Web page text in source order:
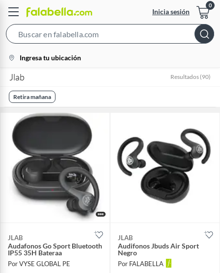
Inicia sesión
Bar
location-
icon
Ingresa tu ubicación
Jlab Resultados (90)
Retira mañana
JLAB
Audafonos Go Sport Bluetooth
IP55 35H Bateraa
Por VYSE GLOBAL PE
JLAB
Audifonos Jbuds Air Sport
Negro
Por FALABELLA